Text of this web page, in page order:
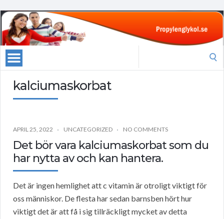
kalciumaskorbat
APRIL 25, 2022 UNCATEGORIZED NO COMMENTS
Det bör vara kalciumaskorbat som du
har nytta av och kan hantera.
Det är ingen hemlighet att c vitamin är otroligt viktigt för
oss människor. De flesta har sedan barnsben hört hur
viktigt det är att få i sig tillräckligt mycket av detta